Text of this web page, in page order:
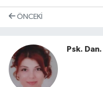
ÖNCEKI
Psk.